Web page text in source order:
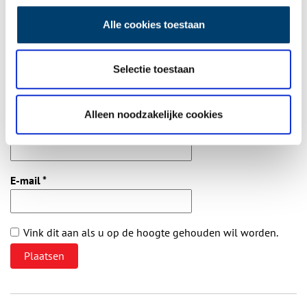
Alle cookies toestaan
Selectie toestaan
Alleen noodzakelijke cookies
Vul deze informatie aan of geef een reactie.
Vereiste velden zijn gemarkeerd met *. Het e-mailadres wordt niet
E-mail*
Vink dit aan als u op de hoogte gehouden wil worden.